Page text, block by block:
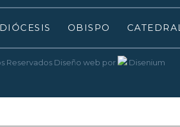
DIÓCESIS OBISPO CATEDRAL
Reservados Diseño web por Disenium